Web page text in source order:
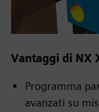
Vantaggi di NX
Programma
avanzati su